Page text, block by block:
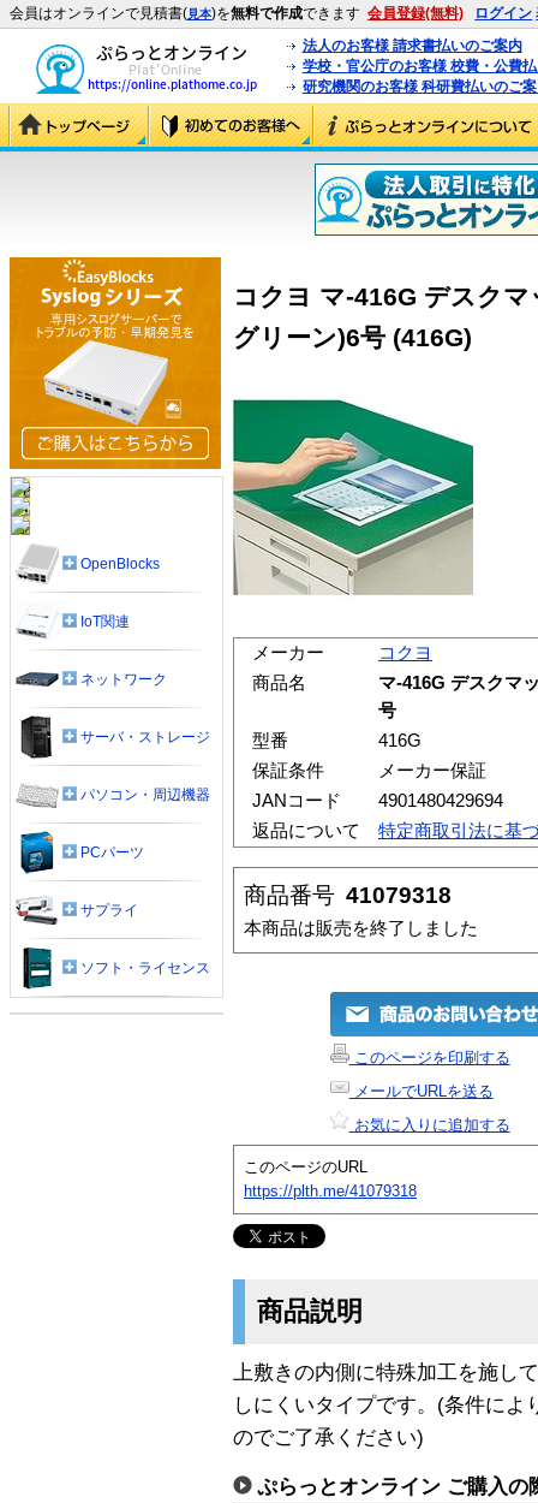
会員はオンラインで見積書(見本)を無料で作成できます 会員登録(無料) ログイン
法人のお客様 請求書払いのご案内
学校・官公庁のお客様 校費・公費
研究機関のお客様 科研費払いのご
コクヨ マ-416G デスク
グリーン)6号 (416G)
メーカー
コクヨ
商品名
マ-416G デスクマ
号
型番
416G
保証条件
メーカー保証
JANコード
4901480429694
返品について
特定商取引法に基
商品番号 41079318
本商品は販売を終了しました
このページを印刷する
メールでURLを送る
お気に入りに追加する
このページのURL
https://plth.me/41079318
商品説明
上敷きの内側に特殊加工を施し
しにくいタイプです。(条件に
のでご了承ください)
ぷらっとオンライン ご購入の
OpenBlocks
IoT関連
ネットワーク
サーバ・ストレージ
パソコン・周辺機器
PCパーツ
サプライ
ソフト・ライセンス